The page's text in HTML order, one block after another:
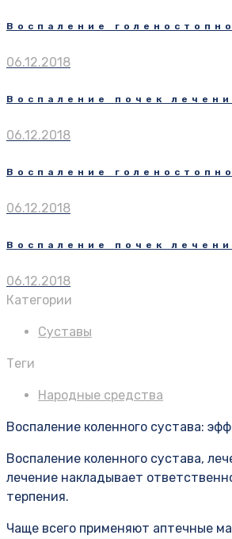
Воспаление
06.12.2018
Воспаление почек
06.12.2018
Воспаление
06.12.2018
Воспаление почек
06.12.2018
Категории
Суставы
Теги
Народные средства
Воспаление коленного сустава:
Воспаление коленного сустава,
лечение накладывает
терпения.
Чаще всего применяют аптечные